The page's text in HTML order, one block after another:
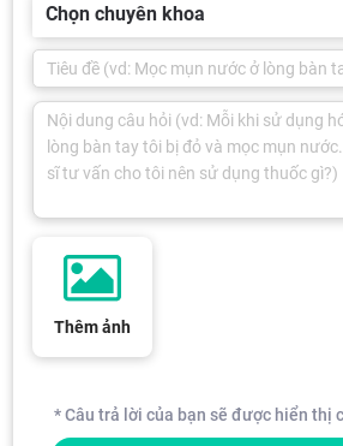
Chọn chuyên khoa
Thêm ảnh
* Câu trả lời của bạn sẽ được hiển thị